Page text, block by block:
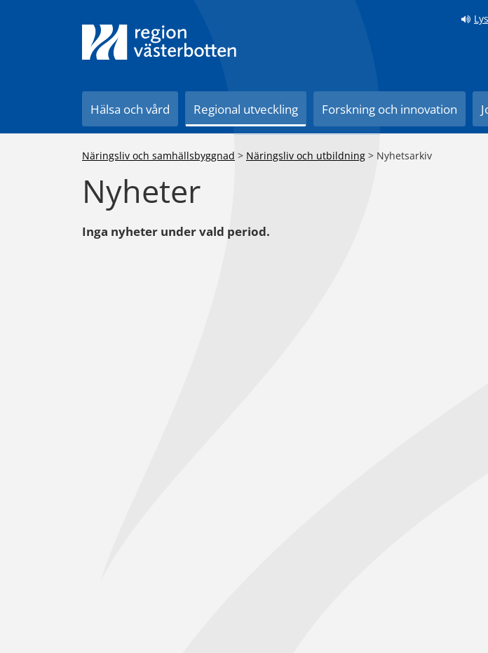
Hälsa och vård Regional utveckling Forskning och innovation
Näringsliv och samhällsbyggnad > Näringsliv och utbildning > Nyhetsarkiv
Nyheter
Inga nyheter under vald period.